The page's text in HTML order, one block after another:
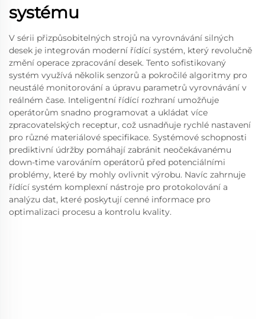
systému
V sérii přizpůsobitelných strojů na vyrovnávání silných
desek je integrován moderní řídící systém, který revolučně
změní operace zpracování desek. Tento sofistikovaný
systém využívá několik senzorů a pokročilé algoritmy pro
neustálé monitorování a úpravu parametrů vyrovnávání v
reálném čase. Inteligentní řídící rozhraní umožňuje
operátorům snadno programovat a ukládat více
zpracovatelských receptur, což usnadňuje rychlé nastavení
pro různé materiálové specifikace. Systémové schopnosti
prediktivní údržby pomáhají zabránit neočekávanému
down-time varováním operátorů před potenciálními
problémy, které by mohly ovlivnit výrobu. Navíc zahrnuje
řídící systém komplexní nástroje pro protokolování a
analýzu dat, které poskytují cenné informace pro
optimalizaci procesu a kontrolu kvality.